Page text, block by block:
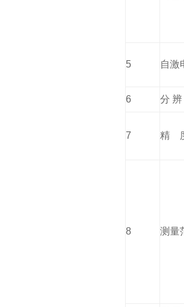
5 自激
6 分 辨
7 精
8 测量